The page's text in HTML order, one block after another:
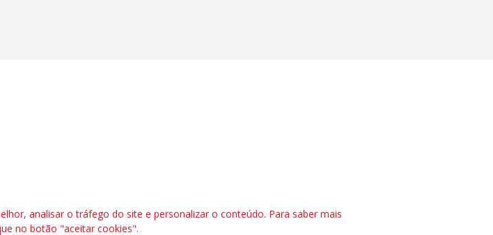
900
analisar o tráfego do site e personalizar o conteúdo. Para saber mais
no botão "aceitar cookies".